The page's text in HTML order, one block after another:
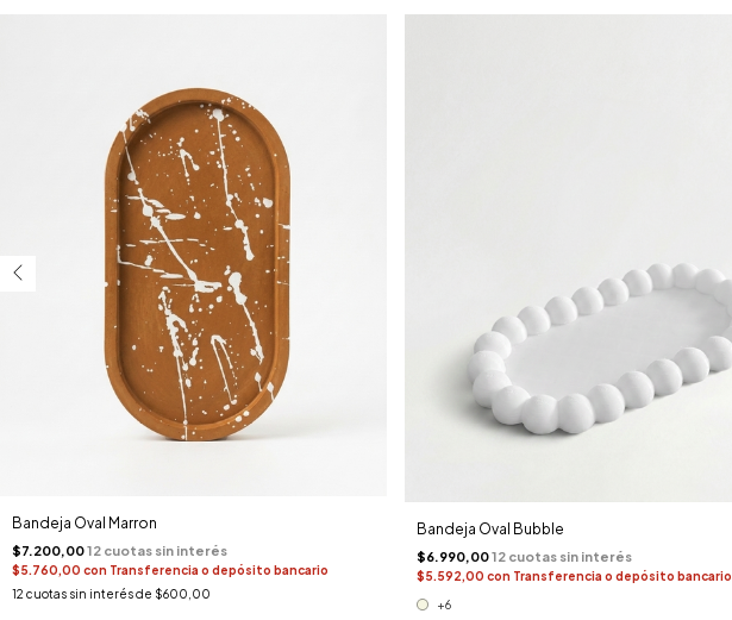
Bandeja Oval Marron
$7.200,00
$5.760,00 con Transferencia o depósito bancario
12 cuotas sin interés de $600,00
Bandeja Oval Bubble
$6.990,00
$5.592,00 con Transferencia o depósito bancario
+6